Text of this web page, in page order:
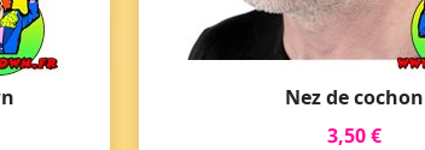
Nez de cochon
3,50 €